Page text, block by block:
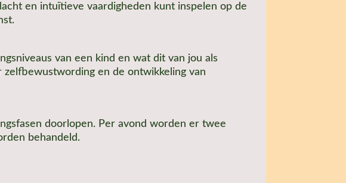
en intuïtieve vaardigheden kunt inspelen op de
van een kind en wat dit van jou als
en de ontwikkeling van
doorlopen. Per avond worden er twee
behandeld.